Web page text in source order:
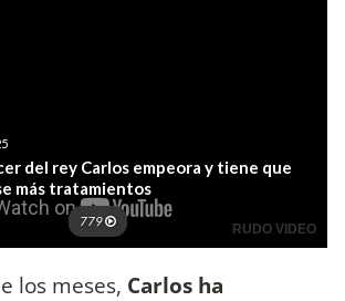
los meses, Carlos ha